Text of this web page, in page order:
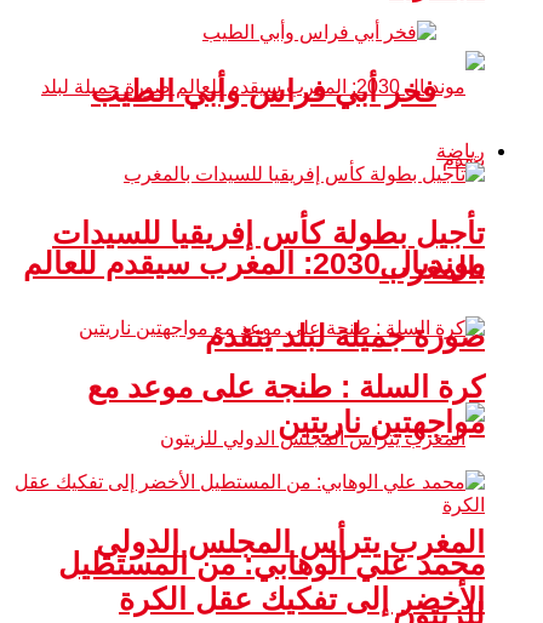
مونديال 2030: المغرب سيقدم للعالم
صورة جميلة لبلد يتقدم
المغرب يترأس المجلس الدولي
للزيتون
فخر أبي فراس وأبي الطيب
رياضة
تأجيل بطولة كأس إفريقيا للسيدات
بالمغرب
كرة السلة : طنجة على موعد مع
مواجهتين ناريتين
محمد علي الوهابي: من المستطيل
الأخضر إلى تفكيك عقل الكرة